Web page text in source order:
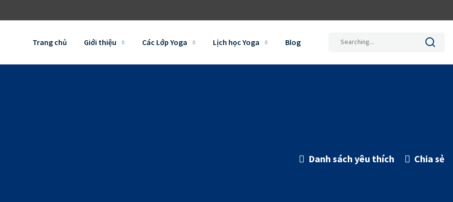
Trang chủ Giới thiệu Các Lớp Yoga Lịch học Yoga Blog
Search
Danh sách yêu thích Chia sẻ